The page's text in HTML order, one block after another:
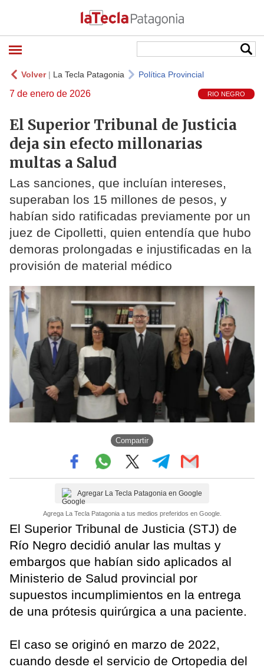
Volver| La Tecla Patagonia Política Provincial
7 de enero de 2026 RIO NEGRO
El Superior Tribunal de Justicia
deja sin efecto millonarias
multas a Salud
Las sanciones, que incluían intereses,
superaban los 15 millones de pesos, y
habían sido ratificadas previamente por un
juez de Cipolletti, quien entendía que hubo
demoras prolongadas e injustificadas en la
provisión de material médico
Compartir
Agregar La Tecla Patagonia en Google
Agrega La Tecla Patagonia a tus medios preferidos en Google.
El Superior Tribunal de Justicia (STJ) de
Río Negro decidió anular las multas y
embargos que habían sido aplicados al
Ministerio de Salud provincial por
supuestos incumplimientos en la entrega
de una prótesis quirúrgica a una paciente.
El caso se originó en marzo de 2022,
cuando desde el servicio de Ortopedia del